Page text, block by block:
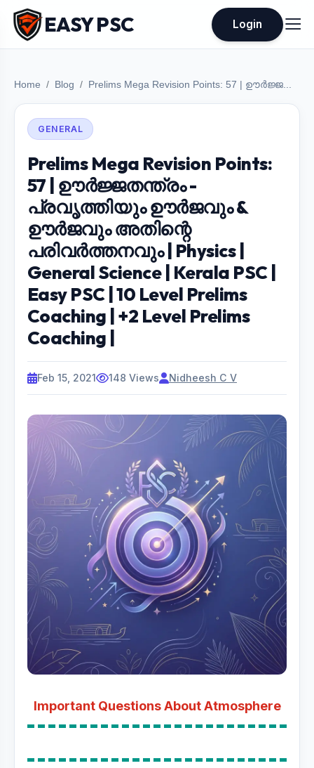
EASY PSC Login
Home Blog Prelims Mega Revision Points: 57 | ഊർജ്ജ...
GENERAL
Prelims Mega Revision Points:
57 | ഊർജ്ജതന്ത്രം -
പ്രവൃത്തിയും ഊർജവും &
ഊർജവും അതിന്റെ
പരിവർത്തനവും | Physics |
General Science | Kerala PSC |
Easy PSC | 10 Level Prelims
Coaching | +2 Level Prelims
Coaching |
Feb 15, 2021 148 Views Nidheesh C V
Important Questions About Atmosphere